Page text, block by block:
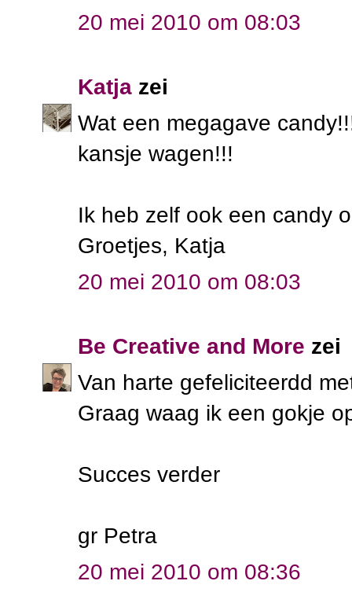
20 mei 2010 om 08:03
Katja zei
Wat een megagave
kansje wagen!!!
Ik heb zelf ook een candy
Groetjes, Katja
20 mei 2010 om 08:03
Be Creative and More zei
Van harte gefeliciteerdd
Graag waag ik een gokje
Succes verder
gr Petra
20 mei 2010 om 08:36